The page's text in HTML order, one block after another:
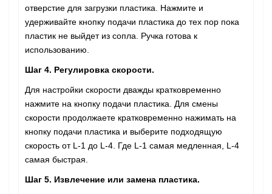
отверстие для загрузки пластика. Нажмите и
удерживайте кнопку подачи пластика до тех пор пока
пластик не выйдет из сопла. Ручка готова к
использованию.
Шаг 4. Регулировка скорости.
Для настройки скорости дважды кратковременно
нажмите на кнопку подачи пластика. Для смены
скорости продолжаете кратковременно нажимать на
кнопку подачи пластика и выберите подходящую
скорость от L-1 до L-4. Где L-1 самая медленная, L-4
самая быстрая.
Шаг 5. Извлечение или замена пластика.